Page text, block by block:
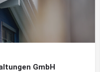
GmbH